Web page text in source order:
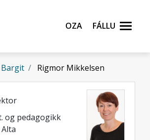
Oza
Fállu
Bargit Rigmor Mikkelsen
og pedagogikk